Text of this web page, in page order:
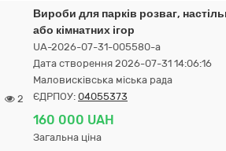
2
Вироби для парків розваг,
або кімнатних ігор
UA-2026-07-31-005580-a
Дата створення 2026-07-31 14:06:16
Маловисківська міська рада
ЄДРПОУ: 04055373
160 000 UAH
Загальна ціна